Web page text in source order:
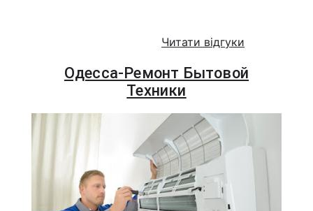
Читати відгуки
Одесса-Ремонт Бытовой
Техники